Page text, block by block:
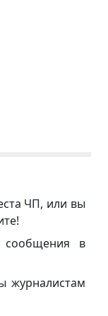
ЧП, или вы
в
журналистам